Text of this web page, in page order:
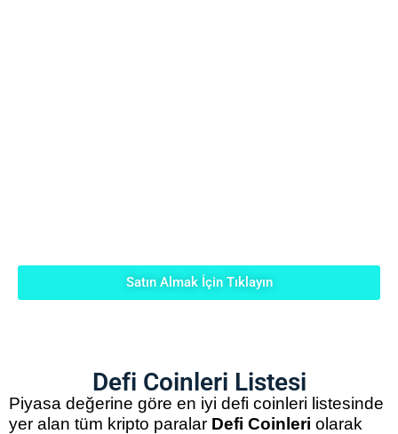
Satın Almak İçin Tıklayın
Defi Coinleri Listesi
Piyasa değerine göre en iyi defi coinleri listesinde
yer alan tüm kripto paralar Defi Coinleri olarak